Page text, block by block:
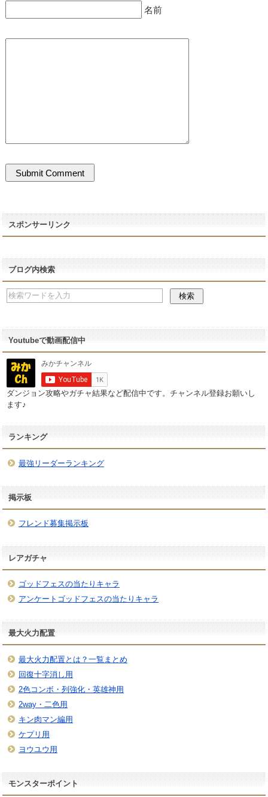
名前
スポンサーリンク
ブログ内検索
Youtubeで動画配信中
ダンジョン攻略やガチャ結果など配信中です。チャンネル登録お願いし
ます♪
ランキング
最強リーダーランキング
掲示板
フレンド募集掲示板
レアガチャ
ゴッドフェスの当たりキャラ
アンケートゴッドフェスの当たりキャラ
最大火力配置
最大火力配置とは？一覧まとめ
回復十字消し用
2色コンボ・列強化・英雄神用
2way・二色用
キン肉マン編用
ケプリ用
ヨウユウ用
モンスターポイント